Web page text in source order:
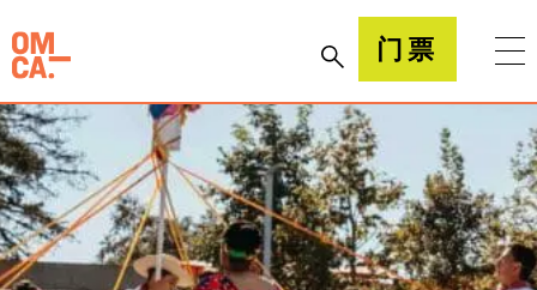
到
内
容
加州奥克兰博物馆(OMCA) 门票